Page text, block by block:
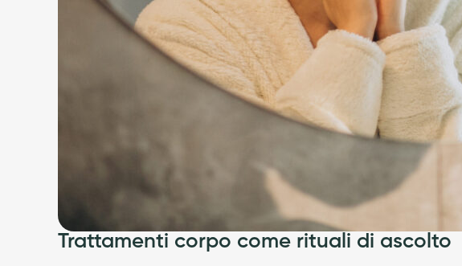
Trattamenti corpo come rituali di ascolto